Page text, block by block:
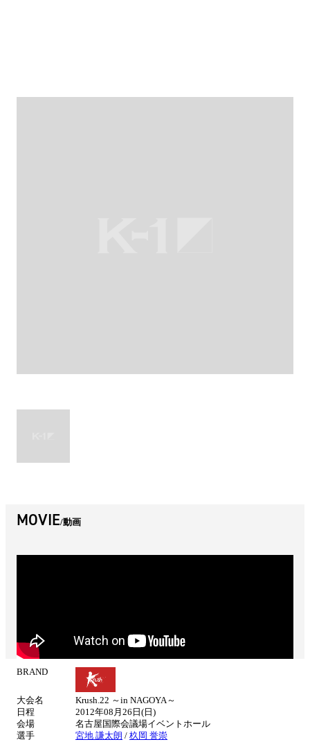
MOVIE 動画
BRAND
大会名
Krush.22 ～in NAGOYA～
日程
2012年08月26日(日)
会場
名古屋国際会議場イベントホール
選手
宮地 謙太朗 / 杦岡 誉崇